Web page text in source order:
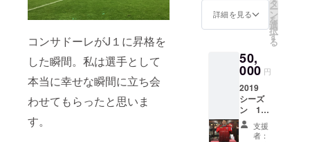
コンサドーレがJ１に昇格を
した瞬間。私は選手として
本当に幸せな瞬間に立ち会
わせてもらったと思いま
す。
きま
す。サ
シャツ
欄に記
ており
ます。
コメン
トにご
希望の
フォー
フォー
ムを着
て、引
退試合
に出場
すると
考える
だけで
詳細を見る
タ
ー
ン
を
選
択
す
る
50,
000 円
2019
シーズ
ン 1st
レプリ
カユニ
支援
者：